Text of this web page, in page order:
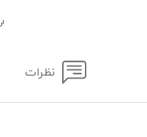
نظرات